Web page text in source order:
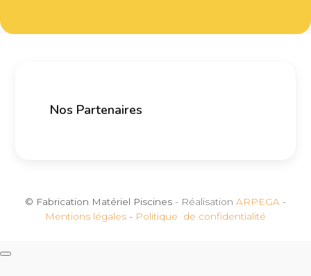
Nos Partenaires
© Fabrication Matériel Piscines - Réalisation ARPEGA -
Mentions légales - Politique de confidentialité